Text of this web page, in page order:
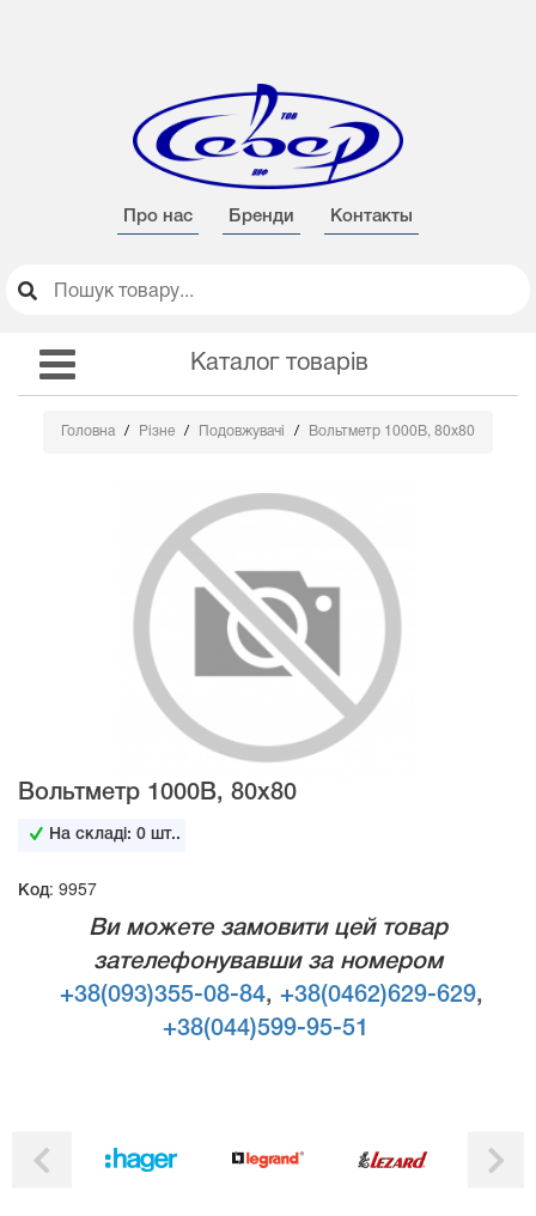
Про нас Бренди Контакты
Каталог товарів
Головна Різне Подовжувачі Вольтметр 1000В, 80х80
Вольтметр 1000В, 80х80
На складі:0 шт..
Код: 9957
Ви можете замовити цей товар
зателефонувавши за номером
+38(093)355-08-84, +38(0462)629-629,
+38(044)599-95-51